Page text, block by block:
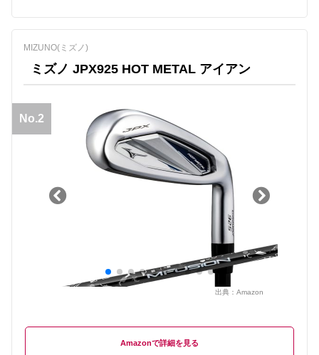
MIZUNO(ミズノ)
ミズノ JPX925 HOT METAL アイアン
No.2
出典： Amazon
Amazon